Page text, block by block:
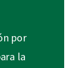
por
la